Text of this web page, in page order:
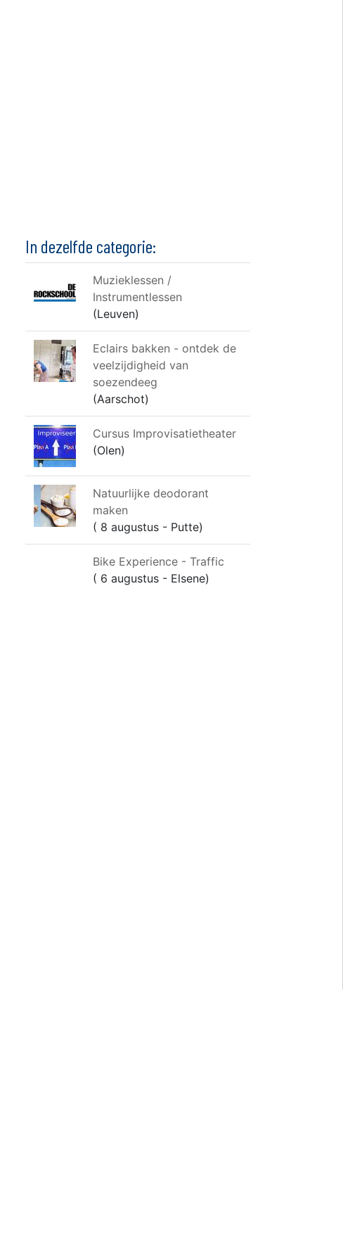
In dezelfde categorie:
Muzieklessen /
Instrumentlessen
(Leuven)
Eclairs bakken - ontdek de
veelzijdigheid van
soezendeeg
(Aarschot)
Cursus Improvisatietheater
(Olen)
Natuurlijke deodorant
maken
( 8 augustus - Putte)
Bike Experience - Traffic
( 6 augustus - Elsene)